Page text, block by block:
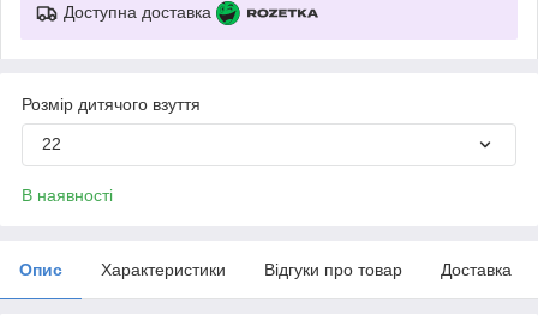
Доступна доставка
Розмір дитячого взуття
22
В наявності
Опис Характеристики Відгуки про товар Доставка